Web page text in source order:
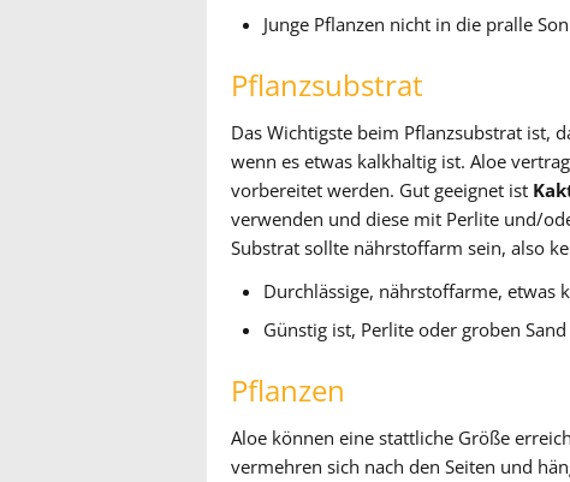
Junge Pflanzen nicht in die pralle
Pflanzsubstrat
Das Wichtigste beim Pflanzsubstrat ist,
wenn es etwas kalkhaltig ist. Aloe
vorbereitet werden. Gut geeignet ist
verwenden und diese mit Perlite und/
Substrat sollte nährstoffarm sein, also
Durchlässige, nährstoffarme, etwas
Günstig ist, Perlite oder groben
Pflanzen
Aloe können eine stattliche Größe
vermehren sich nach den Seiten und